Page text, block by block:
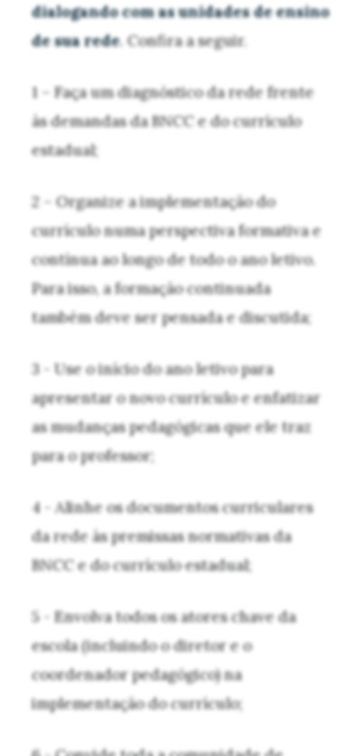
dialogando com as unidades de ensino
de sua rede. Confira a seguir.
1 – Faça um diagnóstico da rede frente
às demandas da BNCC e do currículo
estadual;
2 – Organize a implementação do
currículo numa perspectiva formativa e
contínua ao longo de todo o ano letivo.
Para isso, a formação continuada
também deve ser pensada e discutida;
3 - Use o início do ano letivo para
apresentar o novo currículo e enfatizar
as mudanças pedagógicas que ele traz
para o professor;
4 - Alinhe os documentos curriculares
da rede às premissas normativas da
BNCC e do currículo estadual;
5 - Envolva todos os atores chave da
escola (incluindo o diretor e o
coordenador pedagógico) na
implementação do currículo;